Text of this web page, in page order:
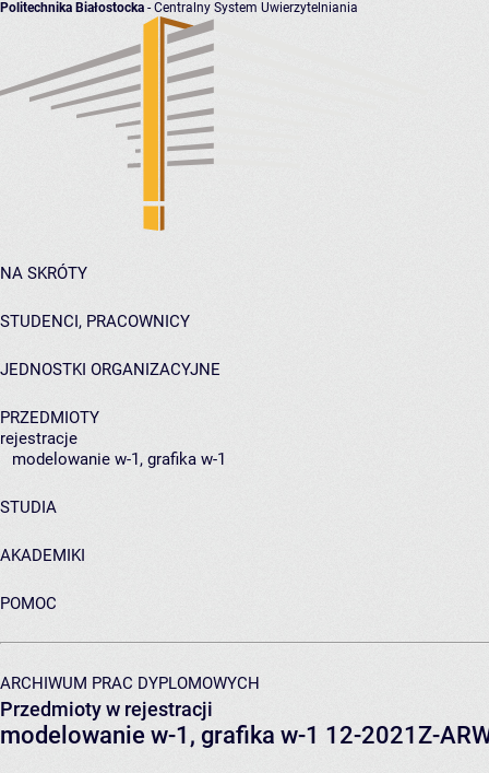
Politechnika Białostocka - Centralny System Uwierzytelniania
NA SKRÓTY
STUDENCI, PRACOWNICY
JEDNOSTKI ORGANIZACYJNE
PRZEDMIOTY
rejestracje
modelowanie w-1, grafika w-1
STUDIA
AKADEMIKI
POMOC
ARCHIWUM PRAC DYPLOMOWYCH
Przedmioty w rejestracji
modelowanie w-1, grafika w-1 12-2021Z-